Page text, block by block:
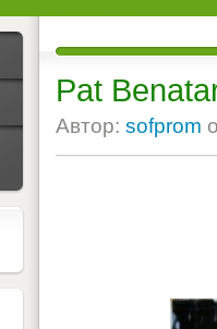
Pat
Автор: sofprom